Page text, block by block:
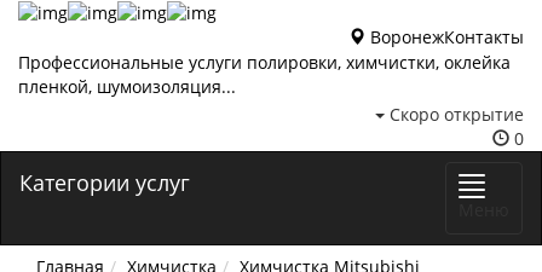
ВоронежКонтакты
Профессиональные услуги полировки, химчистки, оклейка
пленкой, шумоизоляция...
Скоро открытие
0
Категории услуг
Главная Химчистка Химчистка Mitsubishi